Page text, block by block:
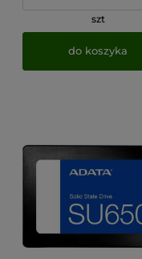
szt
do koszyka